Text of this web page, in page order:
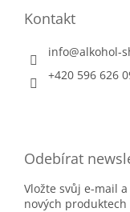
Kontakt
info@alkohol-
+420 596 626
Odebírat
Vložte svůj e-mail
nových